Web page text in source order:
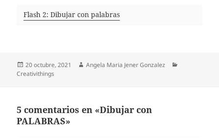
Flash 2: Dibujar con palabras
Publicado
el
20 octubre, 2021 Autor
Angela Maria Jener Gonzalez
Creativithings
5 comentarios en «Dibujar con
PALABRAS»